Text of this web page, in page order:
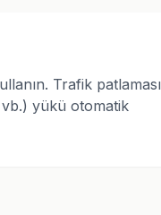
Trafik patlaması
vb.) yükü otomatik